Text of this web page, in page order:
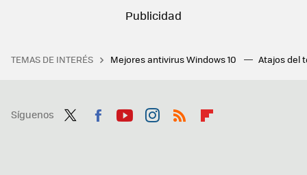
TEMAS DE INTERÉS Mejores antivirus Windows 10 Atajos del
Síguenos